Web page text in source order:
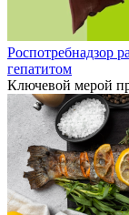
Роспотребнадзор
гепатитом
Ключевой мерой